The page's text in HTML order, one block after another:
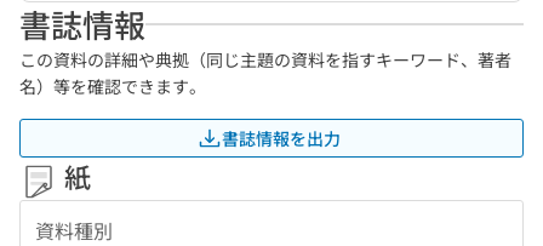
書誌情報
この資料の詳細や典拠（同じ主題の資料を指すキーワード、著者
名）等を確認できます。
書誌情報を出力
紙
資料種別